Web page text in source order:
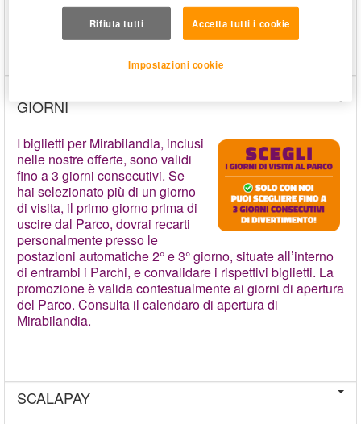
GIORNI
I biglietti per Mirabilandia, inclusi
nelle nostre offerte, sono validi
fino a 3 giorni consecutivi. Se
hai selezionato più di un giorno
di visita, il primo giorno prima di
uscire dal Parco, dovrai recarti
personalmente presso le
postazioni automatiche 2° e 3° giorno, situate all’interno
di entrambi i Parchi, e convalidare i rispettivi biglietti. La
promozione è valida contestualmente ai giorni di apertura
del Parco. Consulta il calendaro di apertura di
Mirabilandia.
SCALAPAY
Rifiuta tutti Accetta tutti i cookie
Impostazioni cookie